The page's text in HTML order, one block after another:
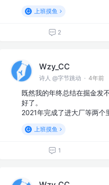
上班摸鱼
2
Wzy_CC
诗人 @字节跳动 · 4年前
既然我的年终总结在掘金发
好了。
2021年完成了进大厂等两
上班摸鱼
1